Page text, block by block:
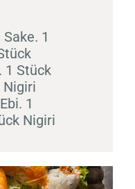
Sake. 1
. 1 Stück
Nigiri
Ebi. 1
Nigiri